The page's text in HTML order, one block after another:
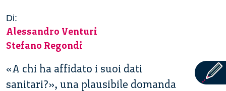
Di:
Alessandro Venturi
Stefano Regondi
«A chi ha affidato i suoi dati
sanitari?», una plausibile domanda